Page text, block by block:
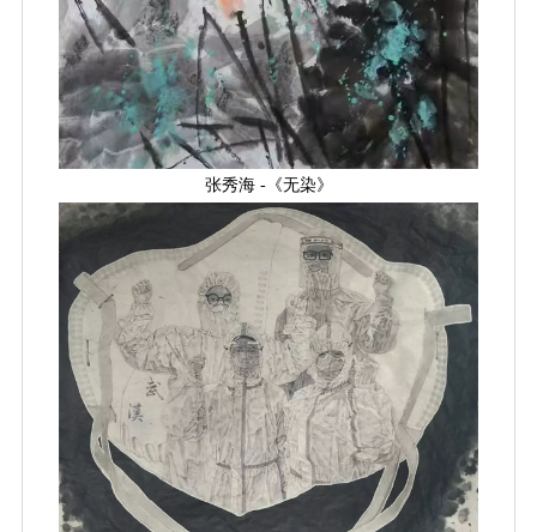
张秀海 -《无染》